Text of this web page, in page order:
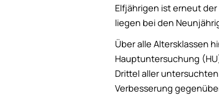
Elfjährigen ist erneut
liegen bei den
Über alle Altersklassen
Hauptuntersuchung
Drittel aller
Verbesserung